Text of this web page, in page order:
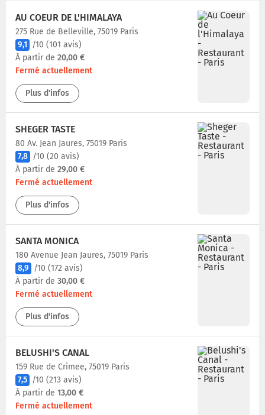
AU COEUR DE L'HIMALAYA
275 Rue de Belleville, 75019 Paris
9,1
/10 (101 avis)
À partir de 20,00 €
Fermé actuellement
Plus d'infos
SHEGER TASTE
80 Av. Jean Jaures, 75019 Paris
7,8 /10 (20 avis)
À partir de 29,00 €
Fermé actuellement
Plus d'infos
SANTA MONICA
180 Avenue Jean Jaures, 75019 Paris
8,9
/10 (172 avis)
À partir de 30,00 €
Fermé actuellement
Plus d'infos
BELUSHI'S CANAL
159 Rue de Crimee, 75019 Paris
7,5 /10 (213 avis)
À partir de 13,00 €
Fermé actuellement